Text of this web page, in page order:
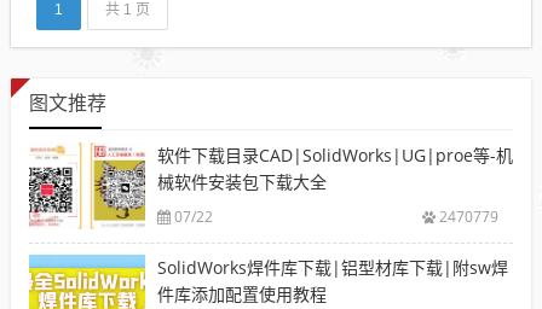
1 共 1 页
图文推荐
软件下载目录CAD|SolidWorks|UG|proe等-机
械软件安装包下载大全
07/22 2470779
SolidWorks焊件库下载|铝型材库下载|附sw焊
件库添加配置使用教程